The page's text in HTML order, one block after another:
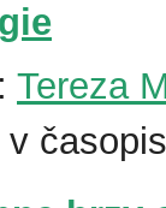
Tereza